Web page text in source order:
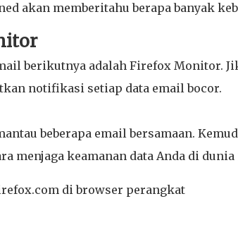
akan memberitahu berapa banyak
berikutnya adalah Firefox Monitor.
notifikasi setiap data email bocor.
beberapa email bersamaan.
menjaga keamanan data Anda di
di browser perangkat